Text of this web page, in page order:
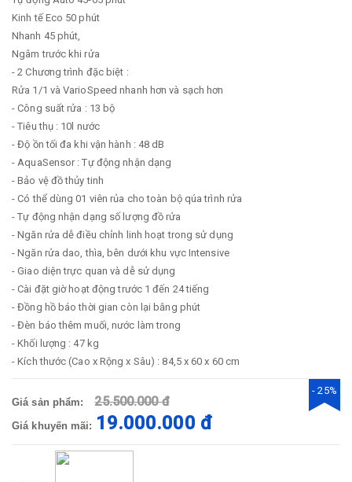
Kinh tế Eco 50 phút
Nhanh 45 phút,
Ngâm trước khi rửa
- 2 Chương trình đặc biệt :
Rửa 1/1 và VarioSpeed nhanh hơn và sạch hơn
- Công suất rửa : 13 bộ
- Tiêu thụ : 10l nước
- Độ ồn tối đa khi vận hành : 48 dB
- AquaSensor : Tự động nhận dạng
- Bảo vệ đồ thủy tinh
- Có thể dùng 01 viên rủa cho toàn bộ qúa trình rửa
- Tự động nhận dạng số lượng đồ rửa
- Ngăn rửa dễ điều chỉnh linh hoạt trong sử dụng
- Ngăn rửa dao, thìa, bên dưới khu vực Intensive
- Giao diện trực quan và dễ sử dụng
- Cài đặt giờ hoạt động trước 1 đến 24 tiếng
- Đồng hồ báo thời gian còn lại bằng phút
- Đèn báo thêm muối, nước làm trong
- Khối lượng : 47 kg
- Kích thước (Cao x Rộng x Sâu) : 84,5 x 60 x 60 cm
Giá sản phẩm: 25.500.000 đ
Giá khuyến mãi: 19.000.000 đ
- 25%